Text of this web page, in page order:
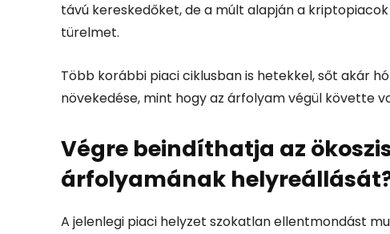
távú kereskedőket, de a múlt alapján a
türelmet.
Több korábbi piaci ciklusban is hetekkel, sőt akár
növekedése, mint hogy az árfolyam végül követte
Végre beindíthatja az
árfolyamának
A jelenlegi piaci helyzet szokatlan ellentmondást